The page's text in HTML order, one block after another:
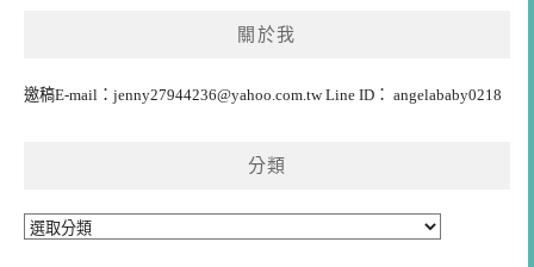
關於我
邀稿E-mail： jenny27944236@yahoo.com.twLine ID： angelababy0218
分類
分